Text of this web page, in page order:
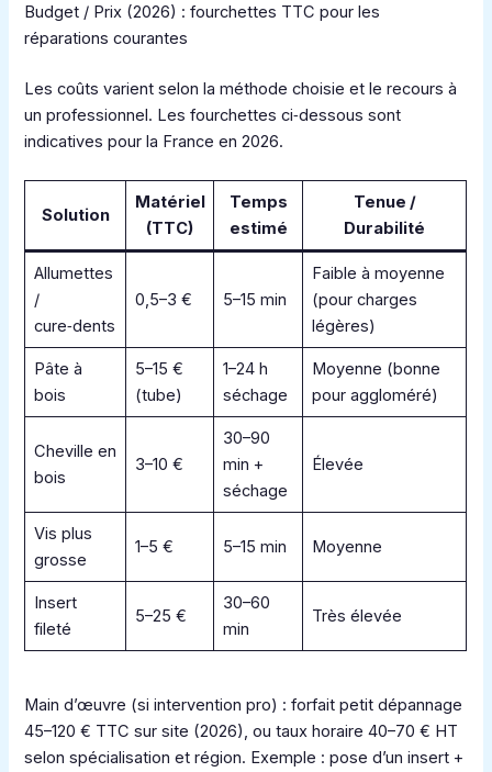
Budget / Prix (2026) : fourchettes TTC pour les
réparations courantes
Les coûts varient selon la méthode choisie et le recours à
un professionnel. Les fourchettes ci‑dessous sont
indicatives pour la France en 2026.
Solution
Matériel
(TTC)
Temps
estimé
Tenue /
Durabilité
Allumettes
/
cure‑dents
0,5–3 € 5–15 min
Faible à moyenne
(pour charges
légères)
Pâte à
bois
5–15 €
(tube)
1–24 h
séchage
Moyenne (bonne
pour aggloméré)
Cheville en
bois
3–10 €
30–90
min +
séchage
Élevée
Vis plus
grosse
1–5 € 5–15 min Moyenne
Insert
fileté
5–25 €
30–60
min
Très élevée
Main d’œuvre (si intervention pro) : forfait petit dépannage
45–120 € TTC sur site (2026), ou taux horaire 40–70 € HT
selon spécialisation et région. Exemple : pose d’un insert +